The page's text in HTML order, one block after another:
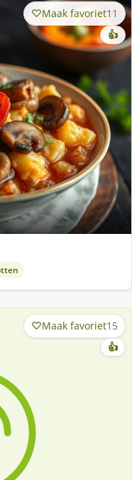
Maak favoriet11
👍
Maak favoriet15
👍